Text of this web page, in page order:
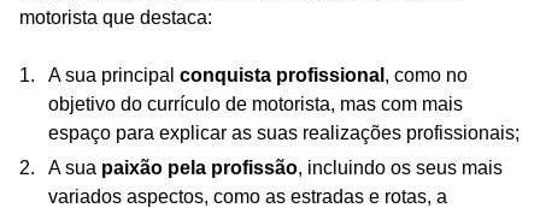
motorista que destaca:
A sua principal conquista profissional , como no
objetivo do currículo de motorista, mas com mais
espaço para explicar as suas realizações profissionais;
A sua paixão pela profissão, incluindo os seus mais
variados aspectos, como as estradas e rotas, a